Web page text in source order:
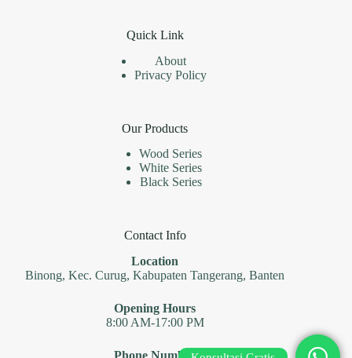
Quick Link
About
Privacy Policy
Our Products
Wood Series
White Series
Black Series
Contact Info
Location
Binong, Kec. Curug, Kabupaten Tangerang, Banten
Opening Hours
8:00 AM-17:00 PM